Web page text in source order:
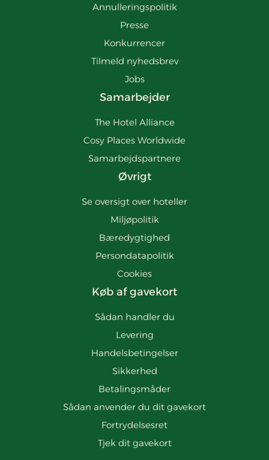
Annulleringspolitik
Presse
Konkurrencer
Tilmeld nyhedsbrev
Jobs
Samarbejder
The Hotel Alliance
Cosy Places Worldwide
Samarbejdspartnere
Øvrigt
Se oversigt over hoteller
Miljøpolitik
Bæredygtighed
Persondatapolitik
Cookies
Køb af gavekort
Sådan handler du
Levering
Handelsbetingelser
Sikkerhed
Betalingsmåder
Sådan anvender du dit gavekort
Fortrydelsesret
Tjek dit gavekort